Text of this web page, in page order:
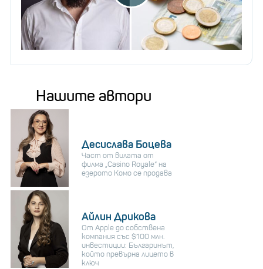
Нашите автори
Десислава Боцева
Част от вилата от
филма „Casino Royale“ на
езерото Комо се продава
Айлин Дрикова
От Apple до собствена
компания със $100 млн.
инвестиции: Българинът,
който превърна лицето в
ключ